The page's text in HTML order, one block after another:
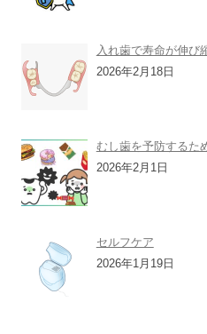
入れ歯で寿命が伸び
2026年2月18日
むし歯を予防するた
2026年2月1日
セルフケア
2026年1月19日